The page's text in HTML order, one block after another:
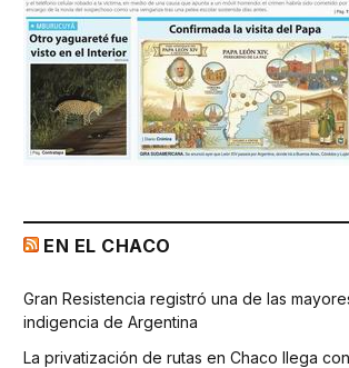
EN EL CHACO
Gran Resistencia registró una de las
indigencia de Argentina
La privatización de rutas en Chaco llega